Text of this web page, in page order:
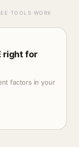
TOOLS WORK
right for
factors in your